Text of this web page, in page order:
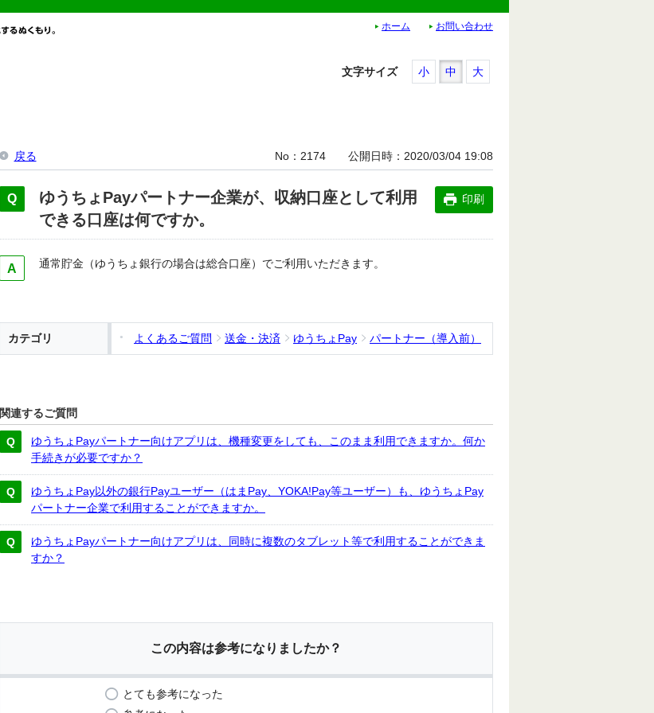
ホーム お問い合わせ
文字サイズ 小 中 大
戻る No 2174 公開日時 2020/03/04 19:08
ゆうちょPayパートナー企業が、収納口座として利用
できる口座は何ですか。
印刷
通常貯金（ゆうちょ銀行の場合は総合口座）でご利用いただきます。
カテゴリ よくあるご質問 送金・決済 ゆうちょPay パートナー（導入前）
関連するご質問
ゆうちょPayパートナー向けアプリは、機種変更をしても、このまま利用できますか。何か
手続きが必要ですか？
ゆうちょPay以外の銀行Payユーザー（はまPay、YOKA!Pay等ユーザー）も、ゆうちょPay
パートナー企業で利用することができますか。
ゆうちょPayパートナー向けアプリは、同時に複数のタブレット等で利用することができま
すか？
この内容は参考になりましたか？
とても参考になった